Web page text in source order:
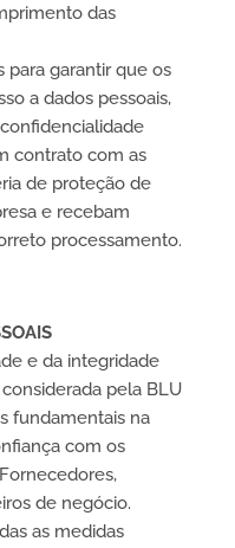
das
para garantir que os
a dados pessoais,
contrato com as
de proteção de
e recebam
processamento.
e da integridade
pela BLU
fundamentais na
com os
de negócio.
as medidas